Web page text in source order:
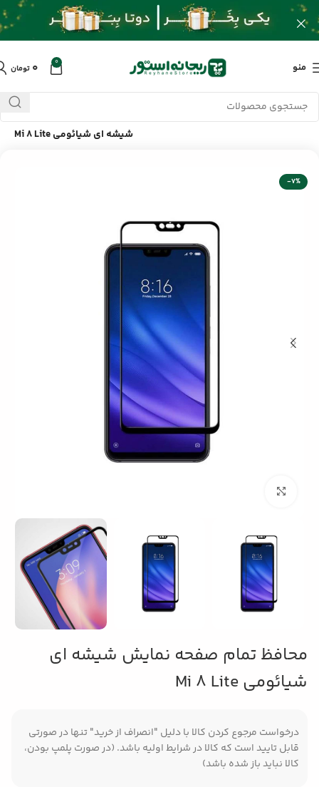
منو 0 ۰ تومان
خانه/محصولات/لوازم جانبی موبایل/محافظ تمام صفحه نمایش
شیشه ای شیائومی Mi 8 Lite
-7%
محافظ تمام صفحه نمایش شیشه ای
شیائومی Mi 8 Lite
درخواست مرجوع کردن کالا با دلیل "انصراف از خرید" تنها در صورتی
قابل تایید است که کالا در شرایط اولیه باشد. (در صورت پلمپ بودن،
کالا نباید باز شده باشد)